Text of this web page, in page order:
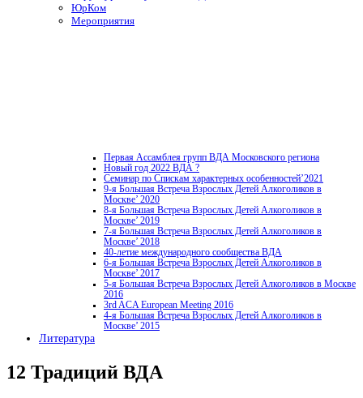
ЮрКом
Мероприятия
Первая Ассамблея групп ВДА Московского региона
Новый год 2022 ВДА ?
Семинар по Спискам характерных особенностей’2021
9-я Большая Встреча Взрослых Детей Алкоголиков в
Москве’ 2020
8-я Большая Встреча Взрослых Детей Алкоголиков в
Москве’ 2019
7-я Большая Встреча Взрослых Детей Алкоголиков в
Москве’ 2018
40-летие международного сообщества ВДА
6-я Большая Встреча Взрослых Детей Алкоголиков в
Москве’ 2017
5-я Большая Встреча Взрослых Детей Алкоголиков в Москве
2016
3rd ACA European Meeting 2016
4-я Большая Встреча Взрослых Детей Алкоголиков в
Москве’ 2015
Литература
12 Традиций ВДА